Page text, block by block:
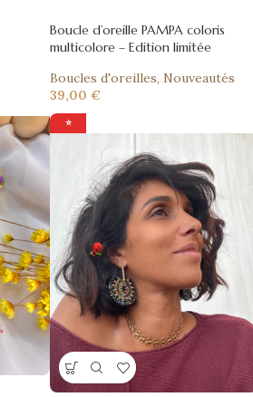
Boucle d’oreille PAMPA coloris
multicolore – Edition limitée
Boucles d'oreilles, Nouveautés
39,00 €
⭐